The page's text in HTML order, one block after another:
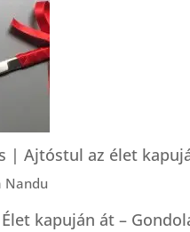
| Ajtóstul az élet
Nandu
kapuján át –